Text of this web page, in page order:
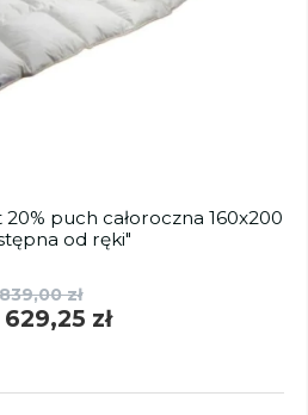
20% puch całoroczna 160x200
od ręki"
839,00 zł
629,25 zł